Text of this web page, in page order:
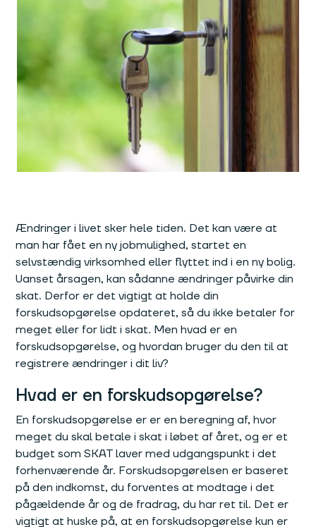
Ændringer i livet sker hele tiden. Det kan være at
man har fået en ny jobmulighed, startet en
selvstændig virksomhed eller flyttet ind i en ny bolig.
Uanset årsagen, kan sådanne ændringer påvirke din
skat. Derfor er det vigtigt at holde din
forskudsopgørelse opdateret, så du ikke betaler for
meget eller for lidt i skat. Men hvad er en
forskudsopgørelse, og hvordan bruger du den til at
registrere ændringer i dit liv?
Hvad er en forskudsopgørelse?
En forskudsopgørelse er er en beregning af, hvor
meget du skal betale i skat i løbet af året, og er et
budget som SKAT laver med udgangspunkt i det
forhenværende år. Forskudsopgørelsen er baseret
på den indkomst, du forventes at modtage i det
pågældende år og de fradrag, du har ret til. Det er
vigtigt at huske på, at en forskudsopgørelse kun er